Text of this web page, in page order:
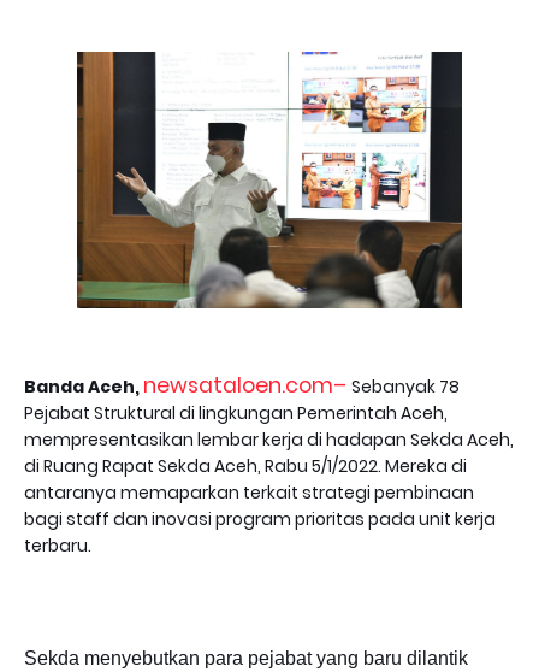
Banda Aceh, newsataloen.com– Sebanyak 78
Pejabat Struktural di lingkungan Pemerintah Aceh,
mempresentasikan lembar kerja di hadapan Sekda Aceh,
di Ruang Rapat Sekda Aceh, Rabu 5/1/2022. Mereka di
antaranya memaparkan terkait strategi pembinaan
bagi staff dan inovasi program prioritas pada unit kerja
terbaru.
Sekda menyebutkan para pejabat yang baru dilantik